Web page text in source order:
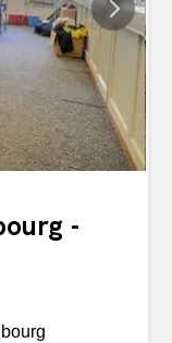
réception
à vos
de belles
-